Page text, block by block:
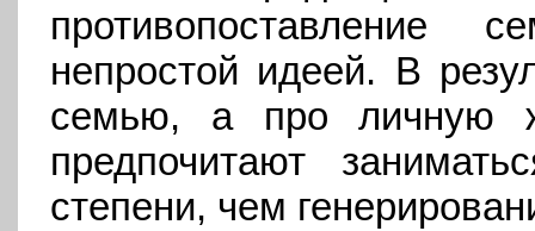
противопоставление
непростой идеей. В
семью, а про личную
предпочитают
степени, чем